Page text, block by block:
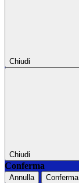
Chiudi
Chiudi
Conferma
Annulla Conferma